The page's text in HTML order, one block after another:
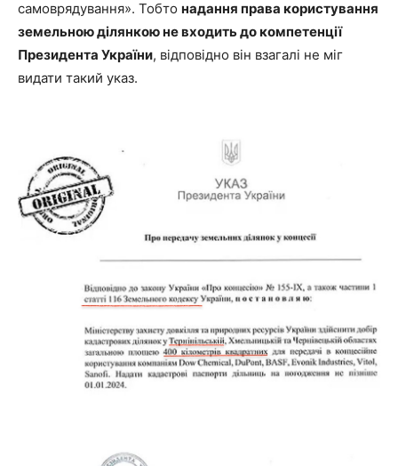
самоврядування». Тобто надання права користування
земельною ділянкою не входить до компетенції
Президента України, відповідно він взагалі не міг
видати такий указ.